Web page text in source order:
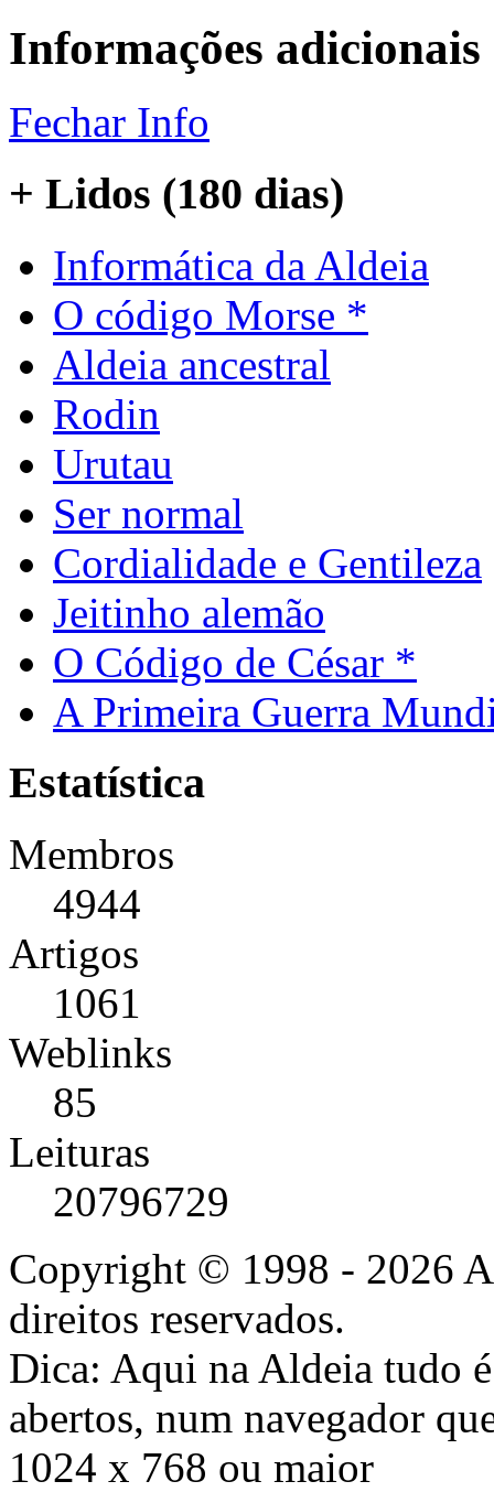
Informações adicionais
Fechar Info
+ Lidos (180 dias)
Informática da Aldeia
O código Morse *
Aldeia ancestral
Rodin
Urutau
Ser normal
Cordialidade e Gentileza
Jeitinho alemão
O Código de César *
A Primeira Guerra
Estatística
Membros
4944
Artigos
1061
Weblinks
85
Leituras
20796729
Copyright © 1998 - 2026
direitos reservados.
Dica: Aqui na Aldeia tudo
abertos, num navegador
1024 x 768 ou maior